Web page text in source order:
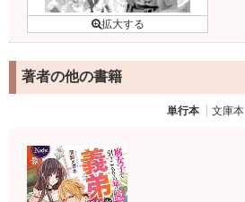
著者の他の書籍
単行本 文庫本